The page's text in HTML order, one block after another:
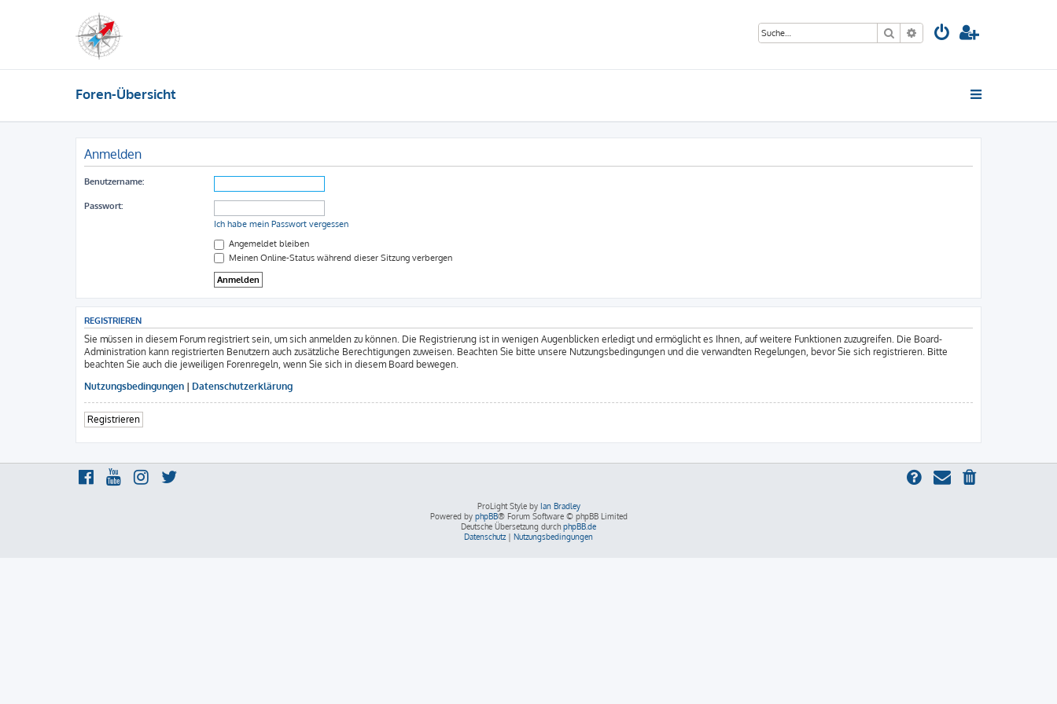
Suche Erweiterte Suche
Foren-Übersicht
Anmelden
Benutzername:
Passwort:
Ich habe mein Passwort vergessen
Angemeldet bleiben
Meinen Online-Status während dieser Sitzung verbergen
REGISTRIEREN
Sie müssen in diesem Forum registriert sein, um sich anmelden zu können. Die Registrierung ist in wenigen Augenblicken erledigt und ermöglicht es Ihnen, auf weitere Funktionen zuzugreifen. Die Board-
Administration kann registrierten Benutzern auch zusätzliche Berechtigungen zuweisen. Beachten Sie bitte unsere Nutzungsbedingungen und die verwandten Regelungen, bevor Sie sich registrieren. Bitte
beachten Sie auch die jeweiligen Forenregeln, wenn Sie sich in diesem Board bewegen.
Nutzungsbedingungen | Datenschutzerklärung
Registrieren
ProLight Style by Ian Bradley
Powered by phpBB® Forum Software © phpBB Limited
Deutsche Übersetzung durch phpBB.de
Datenschutz | Nutzungsbedingungen